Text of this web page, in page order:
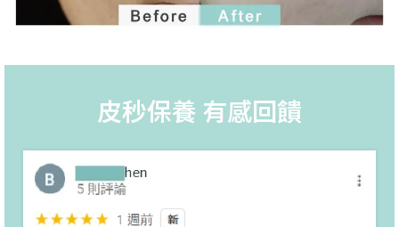
皮秒保養 有感回饋